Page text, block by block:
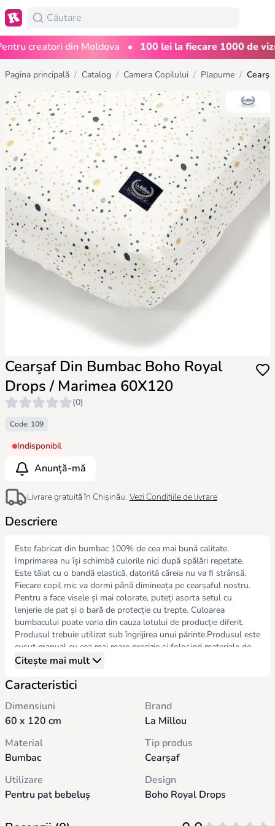
creatori din Moldova • 100 lei la fiecare 1000 de
Pagina principală / Catalog / Camera Copilului / Plapume /
Cearşaf Din Bumbac Boho Royal
Drops / Marimea 60X120
(0)
Code: 109
Indisponibil
Anunță-mă
Livrare gratuită în Chișinău. Vezi Condițiile de livrare
Descriere
Este fabricat din bumbac 100% de cea mai bună calitate.
Imprimarea nu își schimbă culorile nici după spălări repetate.
Este tăiat cu o bandă elastică, datorită căreia nu va fi strânsă.
Fiecare copil mic va dormi până dimineața pe cearșaful nostru.
Pentru a face visele și mai colorate, puteți asorta setul cu
lenjerie de pat și o bară de protecție cu trepte. Culoarea
bumbacului poate varia din cauza lotului de producție diferit.
Produsul trebuie utilizat sub îngrijirea unui părinte.Produsul este
cusut manual cu cea mai mare precizie și folosind materiale de
cea mai bună calitate. Ambalat într-o cutie și decorat cu o
extraordinar pentru un duș pentru bebeluși, ziua de naștere sau
Citește mai mult
Caracteristici
Dimensiuni
60 x 120 cm
Brand
La Millou
Material
Bumbac
Tip produs
Cearșaf
Utilizare
Pentru pat bebeluș
Design
Boho Royal Drops